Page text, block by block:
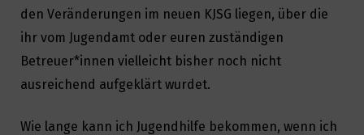
den Veränderungen im neuen KJSG liegen, über die
ihr vom Jugendamt oder euren zuständigen
Betreuer*innen vielleicht bisher noch nicht
ausreichend aufgeklärt wurdet.
Wie lange kann ich Jugendhilfe bekommen, wenn ich